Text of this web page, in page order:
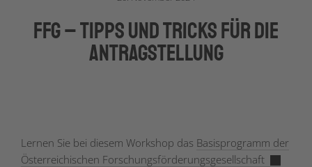
FFG – Tipps und Tricks für die
Antragstellung
Lernen Sie bei diesem Workshop das Basisprogramm der
Österreichischen Forschungsförderungsgesellschaft